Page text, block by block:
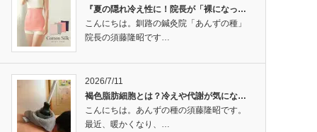
『夏の隠れ冷え性に！院長が「裸になっ…
こんにちは。釧路の鍼灸院「あんずの種」
院長の須藤隆昭です…
2026/7/11
褐色脂肪細胞とは？冷えや代謝が気にな…
こんにちは。あんずの種の須藤隆昭です。
最近、暖かくなり、…